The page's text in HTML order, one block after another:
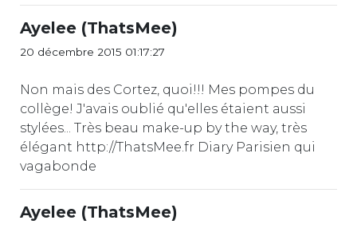
Ayelee (ThatsMee)
20 décembre 2015 01:17:27
Non mais des Cortez, quoi!!! Mes pompes du
collège! J'avais oublié qu'elles étaient aussi
stylées... Très beau make-up by the way, très
élégant http://ThatsMee.fr Diary Parisien qui
vagabonde
Ayelee (ThatsMee)